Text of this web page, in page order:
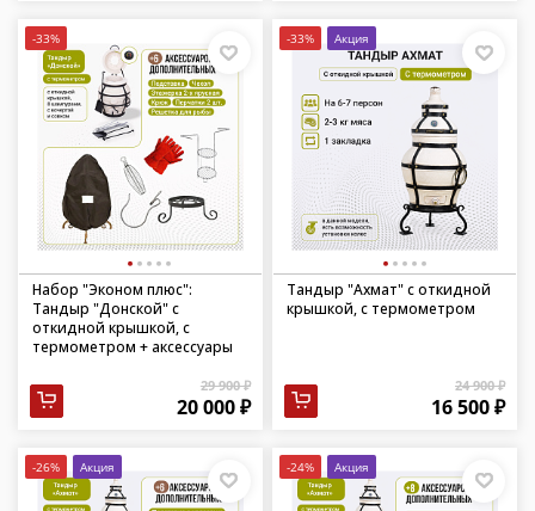
-33%
Набор "Эконом плюс":
Тандыр "Донской" с
откидной крышкой, с
термометром + аксессуары
29 900 ₽
20 000 ₽
-33% Акция
Тандыр "Ахмат" с откидной
крышкой, с термометром
24 900 ₽
16 500 ₽
-26% Акция -24% Акция